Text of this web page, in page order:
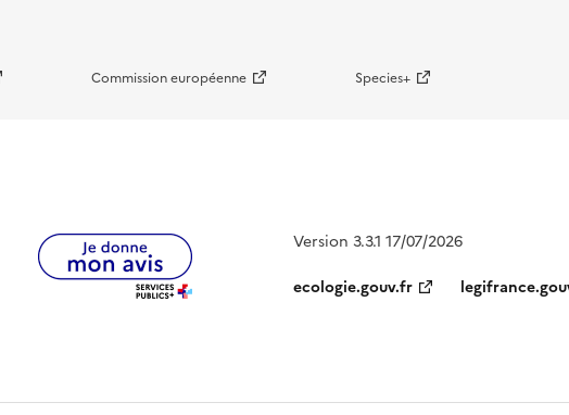
Commission européenne Species+
Version 3.3.1 17/07/2026
ecologie.gouv.fr